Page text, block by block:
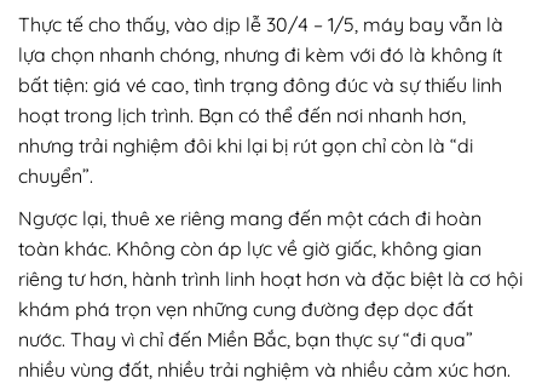
Thực tế cho thấy, vào dịp lễ 30/4 – 1/5, máy bay vẫn là
lựa chọn nhanh chóng, nhưng đi kèm với đó là không ít
bất tiện: giá vé cao, tình trạng đông đúc và sự thiếu linh
hoạt trong lịch trình. Bạn có thể đến nơi nhanh hơn,
nhưng trải nghiệm đôi khi lại bị rút gọn chỉ còn là “di
chuyển”.
Ngược lại, thuê xe riêng mang đến một cách đi hoàn
toàn khác. Không còn áp lực về giờ giấc, không gian
riêng tư hơn, hành trình linh hoạt hơn và đặc biệt là cơ hội
khám phá trọn vẹn những cung đường đẹp dọc đất
nước. Thay vì chỉ đến Miền Bắc, bạn thực sự “đi qua”
nhiều vùng đất, nhiều trải nghiệm và nhiều cảm xúc hơn.